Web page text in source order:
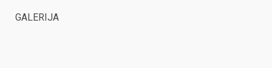
GALERIJA